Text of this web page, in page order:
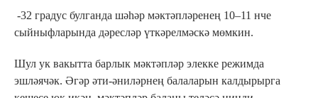
-32 градус булганда шәһәр мәктәпләренең 10–11 нче
сыйныфларында дәресләр үткәрелмәскә мөмкин.
Шул ук вакытта барлык мәктәпләр элекке режимда
эшләячәк. Әгәр әти-әниләрнең балаларын калдырырга